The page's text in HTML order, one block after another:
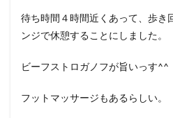
待ち時間４時間近くあって、歩き
ンジで休憩することにしました。
ビーフストロガノフが旨いっす^^
フットマッサージもあるらしい。